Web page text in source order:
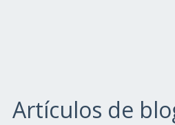
Artículos de